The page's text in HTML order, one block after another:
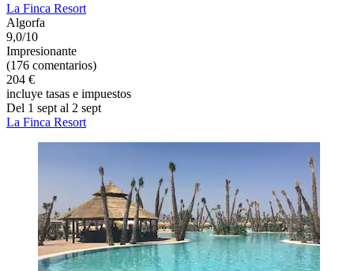
La Finca Resort
Algorfa
9,0/10
Impresionante
(176 comentarios)
204 €
incluye tasas e impuestos
Del 1 sept al 2 sept
La Finca Resort